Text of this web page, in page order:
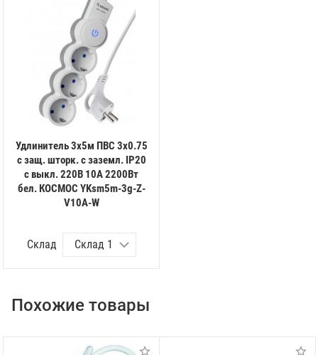
Удлинитель 3х5м ПВС 3х0.75
с защ. шторк. с заземл. IP20
с выкл. 220В 10А 2200Вт
бел. КОСМОС YKsm5m-3g-Z-
V10A-W
Склад
Похожие товары